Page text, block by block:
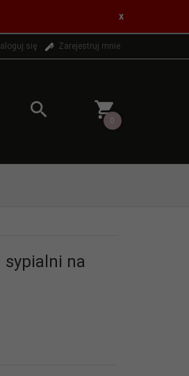
x
się Zarejestruj mnie
0
sypialni na